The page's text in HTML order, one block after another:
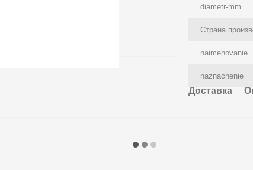
diametr-mm
Страна
naimenovanie
naznachenie
Доставка